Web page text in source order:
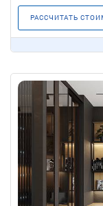
РАССЧИТАТЬ